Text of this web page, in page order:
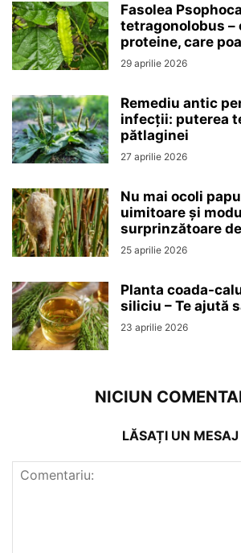
Fasolea
tetragonolobus –
proteine, care
29 aprilie 2026
Remediu antic
infecții: puterea
pătlaginei
27 aprilie 2026
Nu mai ocoli
uimitoare și
surprinzătoare
25 aprilie 2026
Planta coada-
siliciu – Te ajută
23 aprilie 2026
NICIUN
LĂSAȚI UN MESAJ